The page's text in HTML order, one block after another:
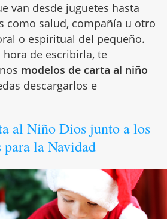
van desde juguetes hasta
como salud, compañía u otro
o espiritual del pequeño.
hora de escribirla, te
modelos de carta al niño
descargarlos e
al Niño Dios junto a los
para la Navidad